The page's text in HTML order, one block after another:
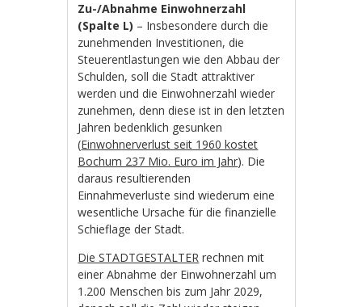
Zu-/Abnahme Einwohnerzahl
(Spalte L) – Insbesondere durch die
zunehmenden Investitionen, die
Steuerentlastungen wie den Abbau der
Schulden, soll die Stadt attraktiver
werden und die Einwohnerzahl wieder
zunehmen, denn diese ist in den letzten
Jahren bedenklich gesunken
(Einwohnerverlust seit 1960 kostet
Bochum 237 Mio. Euro im Jahr). Die
daraus resultierenden
Einnahmeverluste sind wiederum eine
wesentliche Ursache für die finanzielle
Schieflage der Stadt.
Die STADTGESTALTER rechnen mit
einer Abnahme der Einwohnerzahl um
1.200 Menschen bis zum Jahr 2029,